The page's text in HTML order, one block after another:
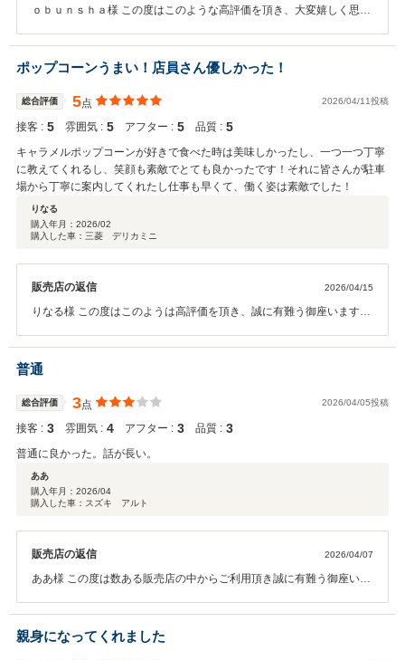
ｏｂｕｎｓｈａ様 この度はこのような高評価を頂き、大変嬉しく思い
に努めてまいります。 今後とも末永いお付き合いの程宜しくお願い申
し上げます。
ポップコーンうまい！店員さん優しかった！
総合評価 5点 2026/04/11投稿
接客 : 5 雰囲気 : 5 アフター : 5 品質 : 5
キャラメルポップコーンが好きで食べた時は美味しかったし、一つ一つ丁寧
に教えてくれるし、笑顔も素敵でとても良かったです！それに皆さんが駐車
場から丁寧に案内してくれたし仕事も早くて、働く姿は素敵でした！
りなる
購入年月： 2026/02
購入した車：三菱 デリカミニ
販売店の返信 2026/04/15
りなる様 この度はこのようは高評価を頂き、誠に有難う御座います。
り組んでまいります。 ご納車後の点検、オイル交換、車検等是非ご利
用ください。 今後とも末永いお付き合いの程、宜しくお願い致しま
普通
総合評価 3点 2026/04/05投稿
接客 : 3 雰囲気 : 4 アフター : 3 品質 : 3
普通に良かった。話が長い。
ああ
購入年月： 2026/04
購入した車：スズキ アルト
販売店の返信 2026/04/07
ああ様 この度は数ある販売店の中からご利用頂き誠に有難う御座いま
交換や点検等気兼ねなくご利用頂ければ幸いです。 今後とも末永いお
付き合いの程宜しくお願い致します。
親身になってくれました